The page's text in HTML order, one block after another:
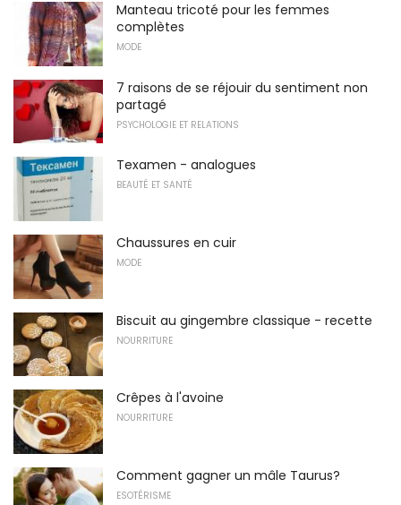
Manteau tricoté pour les femmes
complètes
MODE
7 raisons de se réjouir du sentiment non
partagé
PSYCHOLOGIE ET RELATIONS
Texamen - analogues
BEAUTÉ ET SANTÉ
Chaussures en cuir
MODE
Biscuit au gingembre classique - recette
NOURRITURE
Crêpes à l'avoine
NOURRITURE
Comment gagner un mâle Taurus?
ESOTÉRISME